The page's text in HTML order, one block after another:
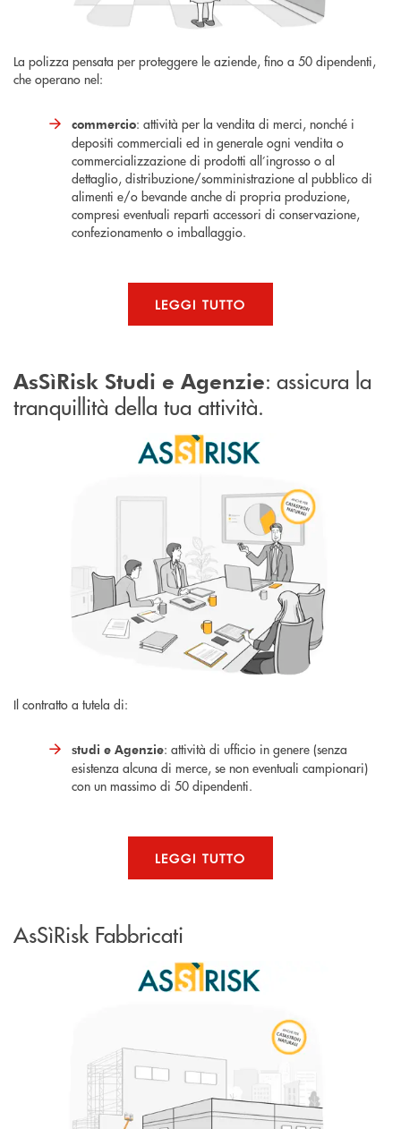
La polizza pensata per proteggere le aziende, fino a 50 dipendenti,
che operano nel:
commercio: attività per la vendita di merci, nonché i
depositi commerciali ed in generale ogni vendita o
commercializzazione di prodotti all’ingrosso o al
dettaglio, distribuzione/somministrazione al pubblico di
alimenti e/o bevande anche di propria produzione,
compresi eventuali reparti accessori di conservazione,
confezionamento o imballaggio.
LEGGI TUTTO
AsSìRisk Studi e Agenzie: assicura la
tranquillità della tua attività.
Il contratto a tutela di:
studi e Agenzie: attività di ufficio in genere (senza
esistenza alcuna di merce, se non eventuali campionari)
con un massimo di 50 dipendenti.
LEGGI TUTTO
AsSìRisk Fabbricati